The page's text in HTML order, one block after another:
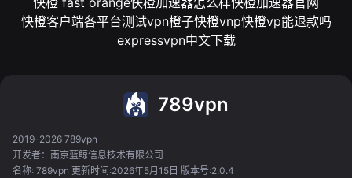
快橙客户端各平台测试vpn橙子快橙vnp快橙vp能退款吗
expressvpn中文下载
789vpn
2019-2026 789vpn
开发者：南京蓝鲸信息技术有限公司
名称: 789vpn 更新时间:2026年5月15日 版本号:2.0.4